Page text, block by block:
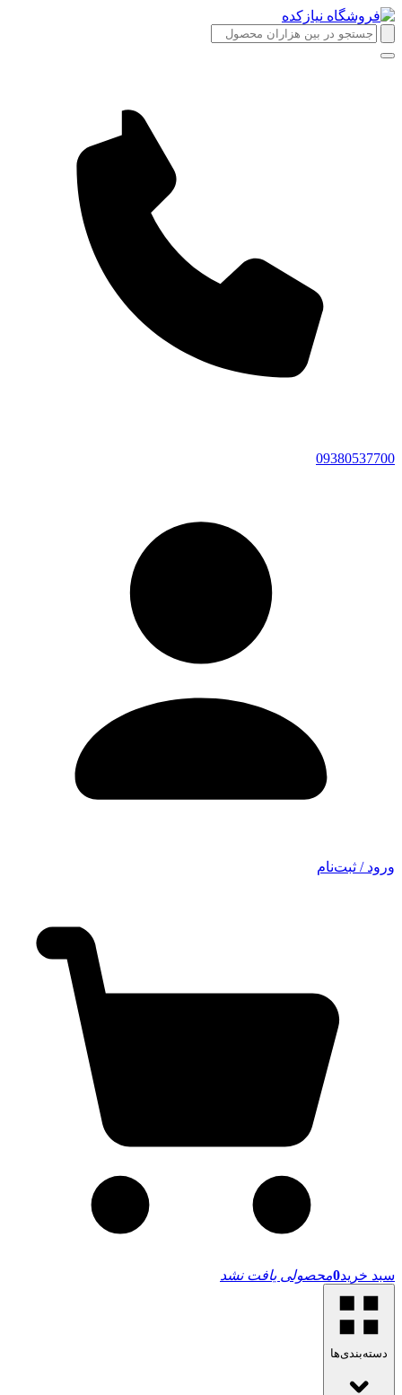
09380537700
ورود / ثبت‌نام
سبد خرید0محصولی یافت نشد
دسته‌بندی‌ها